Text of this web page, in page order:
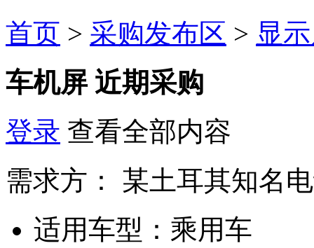
首页 > 采购发布区 > 显
车机屏 近期采购
登录 查看全部内容
需求方：
某土耳其知名
适用车型： 乘用车